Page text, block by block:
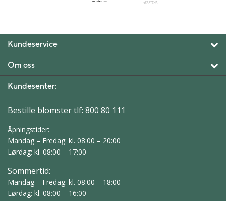
Kundeservice
Om oss
Kundesenter:
Bestille blomster tlf: 800 80 111
Åpningstider:
Mandag – Fredag: kl. 08:00 – 20:00
Lørdag: kl. 08:00 – 17:00
Sommertid:
Mandag – Fredag: kl. 08:00 – 18:00
Lørdag: kl. 08:00 – 16:00